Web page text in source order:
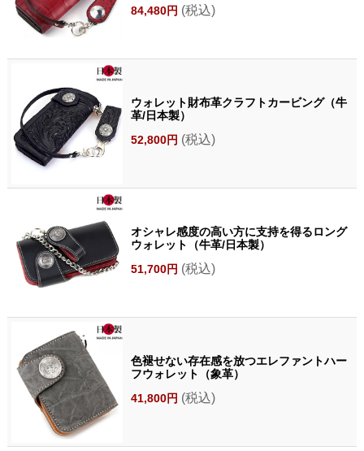
84,480円 (税込)
ウォレット財布革クラフトカービング（牛
革/日本製）
52,800円 (税込)
オシャレ感度の高い方に支持を得るロング
ウォレット（牛革/日本製）
51,700円 (税込)
色褪せない存在感を放つエレファントハー
フウォレット（象革）
41,800円 (税込)